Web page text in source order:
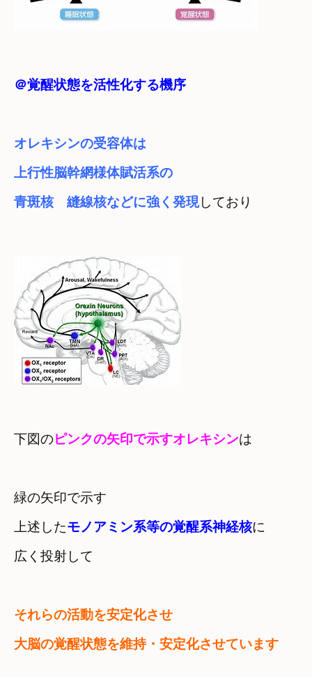
＠覚醒状態を活性化する機序
オレキシンの受容体は
上行性脳幹網様体賦活系の
青斑核　縫線核などに強く発現しており
下図のピンクの矢印で示すオレキシンは
緑の矢印で示す
上述したモノアミン系等の覚醒系神経核に
広く投射して
それらの活動を安定化させ
大脳の覚醒状態を維持・安定化させています